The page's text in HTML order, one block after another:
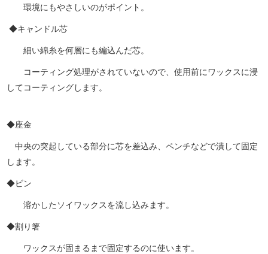
環境にもやさしいのがポイント。
◆キャンドル芯
細い綿糸を何層にも編込んだ芯。
コーティング処理がされていないので、使用前にワックスに浸
してコーティングします。
◆座金
中央の突起している部分に芯を差込み、ペンチなどで潰して固定
します。
◆ビン
溶かしたソイワックスを流し込みます。
◆割り箸
ワックスが固まるまで固定するのに使います。